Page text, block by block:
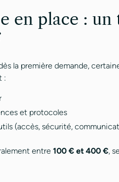
en place :
la première demande,
:
et protocoles
(accès, sécurité,
entre 100 € et 400 €,